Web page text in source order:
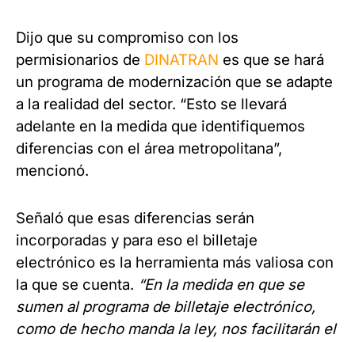
Dijo que su compromiso con los
permisionarios de DINATRAN es que se hará
un programa de modernización que se adapte
a la realidad del sector. “Esto se llevará
adelante en la medida que identifiquemos
diferencias con el área metropolitana”,
mencionó.
Señaló que esas diferencias serán
incorporadas y para eso el billetaje
electrónico es la herramienta más valiosa con
la que se cuenta. “En la medida en que se
sumen al programa de billetaje electrónico,
como de hecho manda la ley, nos facilitarán el